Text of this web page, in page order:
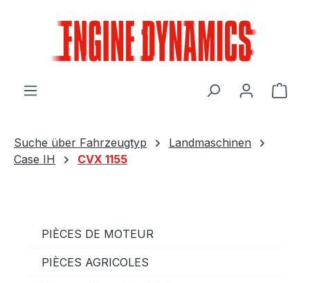
Le
Suche über Fahrzeugtyp
Landmaschinen
Case IH
CVX 1155
PIÈCES DE MOTEUR
PIÈCES AGRICOLES